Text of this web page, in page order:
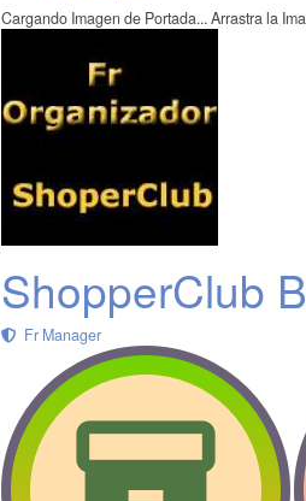
Cargando Imagen de Portada...Arrastra la
ShopperClub
Fr Manager